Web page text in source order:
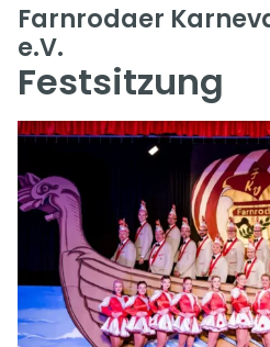
Farnrodaer
e.V.
Festsitzung